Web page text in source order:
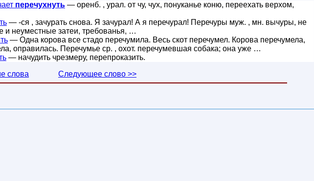
перечухнуть — оренб. , урал. от чу, чух, понуканье коню, переехать верхом,
— -ся , зачурать снова. Я зачурал! А я перечурал! Перечуры муж. , мн. вычуры, не
и неуместные затеи, требованья, …
— Одна корова все стадо перечумила. Весь скот перечумел. Корова перечумела,
оправилась. Перечумье ср. , охот. перечумевшая собака; она уже …
— начудить чрезмеру, перепроказить.
слова
Следующее слово >>